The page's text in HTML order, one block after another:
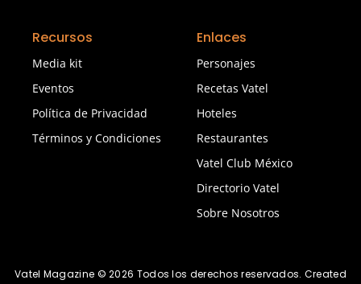
Recursos
Media kit
Eventos
Política de Privacidad
Términos y Condiciones
Enlaces
Personajes
Recetas Vatel
Hoteles
Restaurantes
Vatel Club México
Directorio Vatel
Sobre Nosotros
Vatel Magazine © 2026 Todos los derechos reservados. Created